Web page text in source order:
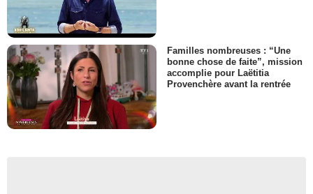
Familles nombreuses : “Une
bonne chose de faite”, mission
accomplie pour Laëtitia
Provenchère avant la rentrée